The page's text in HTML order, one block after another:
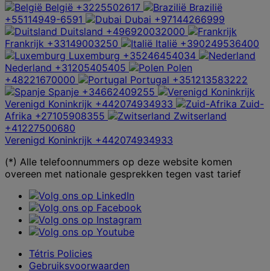
België +3225502617
Brazilië
+55114949-6591
Dubai +97144266999
Duitsland +496920032000
Frankrijk +33149003250 Italië +390249536400
Luxemburg +35246454034
Nederland +31205405405
Polen
+48221670000
Portugal +351213583222
Spanje +34662409255
Verenigd Koninkrijk +442074934933
Zuid-
Afrika +27105908355
Zwitserland
+41227500680
Verenigd Koninkrijk +442074934933
(*) Alle telefoonnummers op deze website komen
overeen met nationale gesprekken tegen vast tarief
Tétris Policies
Gebruiksvoorwaarden